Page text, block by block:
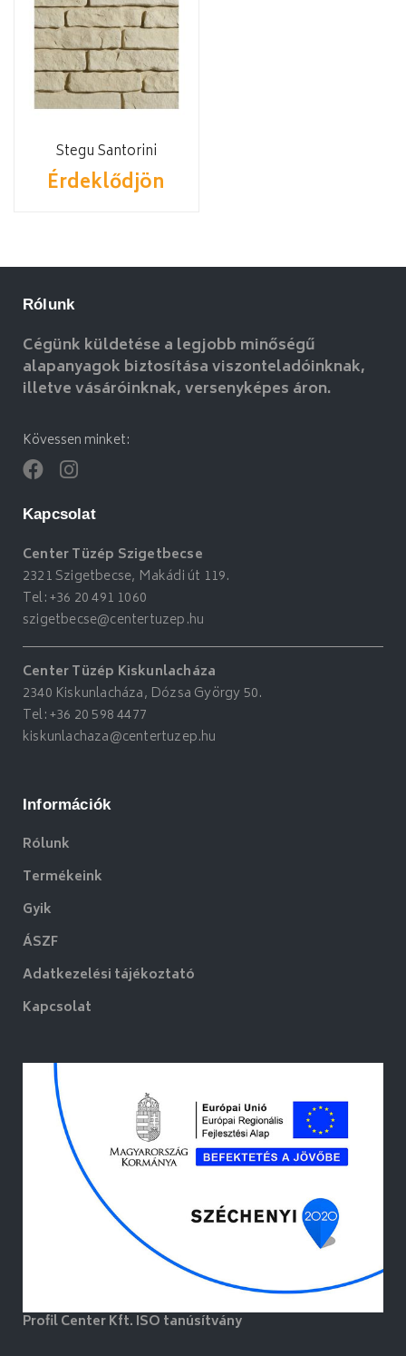
Stegu Santorini
Érdeklődjön
Rólunk
Cégünk küldetése a legjobb minőségű
alapanyagok biztosítása viszonteladóinknak,
illetve vásáróinknak, versenyképes áron.
Kövessen minket:
Kapcsolat
Center Tüzép Szigetbecse
2321 Szigetbecse, Makádi út 119.
Tel:+36 20 491 1060
szigetbecse@centertuzep.hu
Center Tüzép Kiskunlacháza
2340 Kiskunlacháza, Dózsa György 50.
Tel:+36 20 598 4477
kiskunlachaza@centertuzep.hu
Információk
Rólunk
Termékeink
Gyik
ÁSZF
Adatkezelési tájékoztató
Kapcsolat
Profil Center Kft. ISO tanúsítvány